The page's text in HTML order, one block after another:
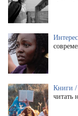
Книги /
читать